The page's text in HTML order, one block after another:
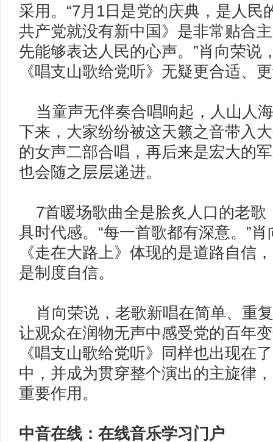
采用。“7月1日是党的庆典，是人民
共产党就没有新中国》是非常贴合
先能够表达人民的心声。”肖向荣说
《唱支山歌给党听》无疑更合适、
当童声无伴奏合唱响起，人山人
下来，大家纷纷被这天籁之音带入
的女声二部合唱，再后来是宏大的
也会随之层层递进。
7首暖场歌曲全是脍炙人口的老歌
具时代感。“每一首歌都有深意。”
《走在大路上》体现的是道路自信
是制度自信。
肖向荣说，老歌新唱在简单、重
让观众在润物无声中感受党的百年
《唱支山歌给党听》同样也出现在
中，并成为贯穿整个演出的主旋律
重要作用。
中音在线：在线音乐学习门户